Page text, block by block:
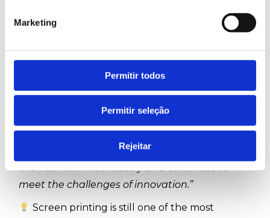
Marketing
Permitir todos
Permitir seleção
Rejeitar
finishes that enhance both the function and
the appearance of the product.
As explained by Aníbal Dias, technician at
technology because it can adapt to different
substrates and requirements, always ensuring
quality and repeatability. It’s a process that has
evolved with the industry and continues to
meet the challenges of innovation.”
Screen printing is still one of the most